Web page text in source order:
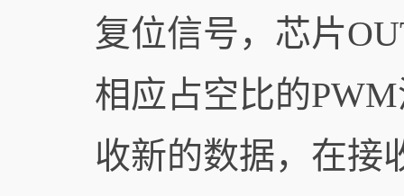
复位信号，芯片
相应占空比的
收新的数据，在接